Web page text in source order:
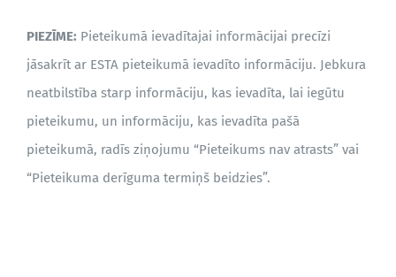
PIEZĪME: Pieteikumā ievadītajai informācijai precīzi
jāsakrīt ar ESTA pieteikumā ievadīto informāciju. Jebkura
neatbilstība starp informāciju, kas ievadīta, lai iegūtu
pieteikumu, un informāciju, kas ievadīta pašā
pieteikumā, radīs ziņojumu “Pieteikums nav atrasts” vai
“Pieteikuma derīguma termiņš beidzies”.